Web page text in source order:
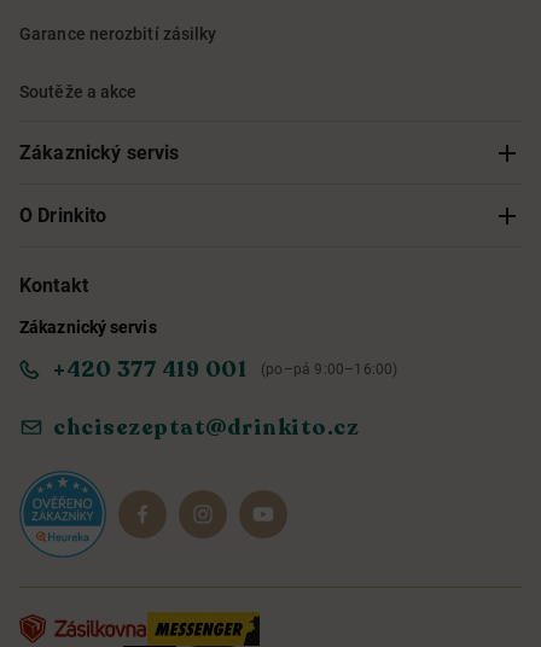
Garance nerozbití zásilky
Soutěže a akce
Zákaznický servis
Sledování objednávky
Obchodní podmínky
Ochrana osobních údajů
Reklamace a vrácení
O Drinkito
O nás
Informace o přístupnosti služby
Dárkové sady
Kontakt
Zákaznický servis
+420 377 419 001 (po–pá 9:00–16:00)
chcisezeptat@drinkito.cz